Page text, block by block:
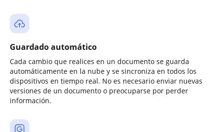
Guardado automático
Cada cambio que realices en un documento se guarda
automáticamente en la nube y se sincroniza en todos los
dispositivos en tiempo real. No es necesario enviar nuevas
versiones de un documento o preocuparse por perder
información.